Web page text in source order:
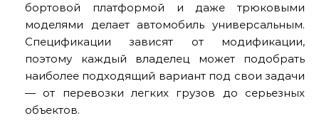
бортовой платформой и даже трюковыми
моделями делает автомобиль универсальным.
Спецификации зависят от модификации,
поэтому каждый владелец может подобрать
наиболее подходящий вариант под свои задачи
— от перевозки легких грузов до серьезных
объектов.